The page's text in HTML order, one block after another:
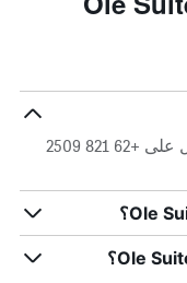
للأسئلة المتعلقة بالفندق أو إقامتك ، اتصل على +62 821 2509